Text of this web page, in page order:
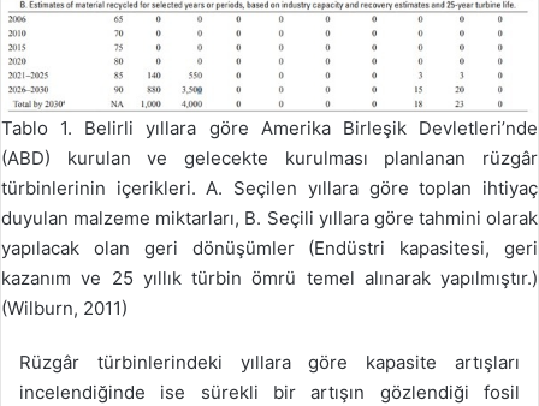
Tablo 1. Belirli yıllara göre Amerika Birleşik Devletleri’nde
(ABD) kurulan ve gelecekte kurulması planlanan rüzgâr
türbinlerinin içerikleri. A. Seçilen yıllara göre toplan ihtiyaç
duyulan malzeme miktarları, B. Seçili yıllara göre tahmini olarak
yapılacak olan geri dönüşümler (Endüstri kapasitesi, geri
kazanım ve 25 yıllık türbin ömrü temel alınarak yapılmıştır.)
(Wilburn, 2011)
Rüzgâr türbinlerindeki yıllara göre kapasite artışları
incelendiğinde ise sürekli bir artışın gözlendiği fosil